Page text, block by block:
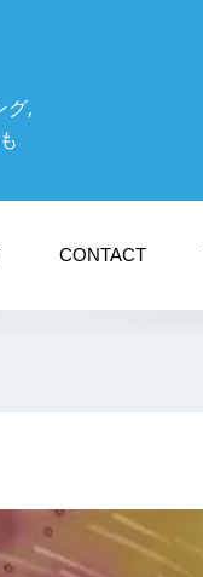
グ,
CONTACT